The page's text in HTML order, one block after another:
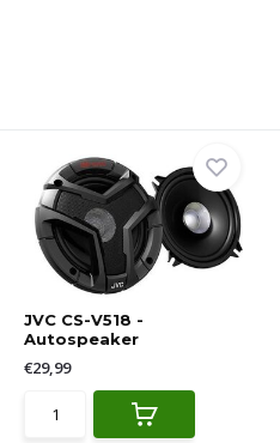
JVC CS-V518 -
Autospeaker
€29,99